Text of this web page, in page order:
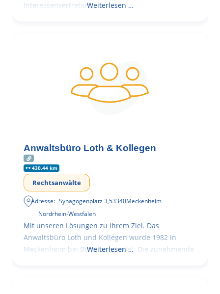
Interessenvertretung,Weiterlesen …
Anwaltsbüro Loth & Kollegen
430.44 km
Rechtsanwälte
Adresse: Synagogenplatz 3,53340Meckenheim
Nordrhein-Westfalen
Mit unseren Lösungen zu Ihrem Ziel. Das
Anwaltsbüro Loth und Kollegen wurde 1982 in
Meckenheim bei Bonn gegründet. Die zunehmende
Weiterlesen …